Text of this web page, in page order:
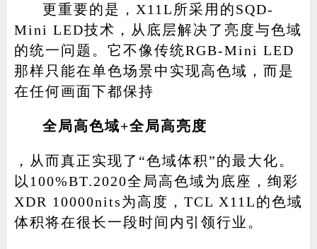
更重要的是，X11L所采用的SQD-
Mini LED技术，从底层解决了亮度与色域
的统一问题。它不像传统RGB-Mini LED
那样只能在单色场景中实现高色域，而是
在任何画面下都保持
全局高色域+全局高亮度
，从而真正实现了“色域体积”的最大化。
以100%BT.2020全局高色域为底座，绚彩
XDR 10000nits为高度，TCL X11L的色域
体积将在很长一段时间内引领行业。